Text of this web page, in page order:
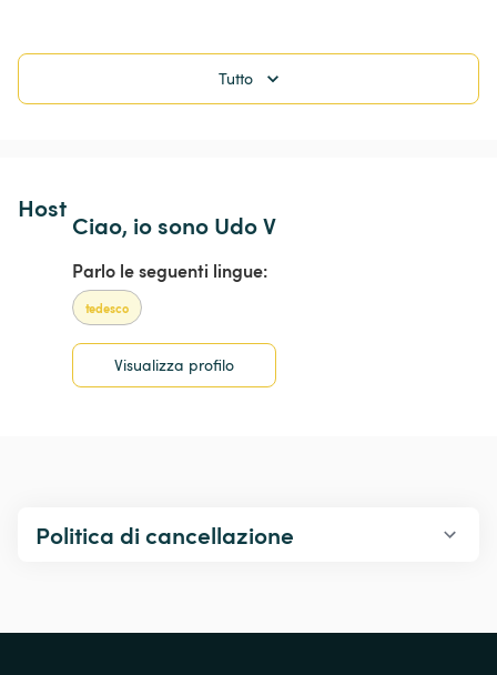
Tutto
Host
Ciao, io sono Udo V
Parlo le seguenti lingue:
tedesco
Visualizza profilo
Politica di cancellazione